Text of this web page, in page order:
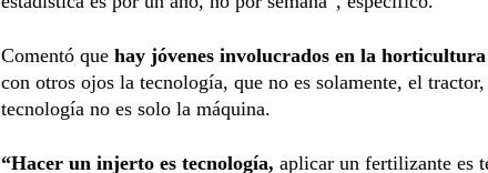
Comentó que hay jóvenes involucrados en la horticultura
con otros ojos la tecnología, que no es solamente, el
tecnología no es solo la máquina.
“Hacer un injerto es tecnología, aplicar un fertilizante es